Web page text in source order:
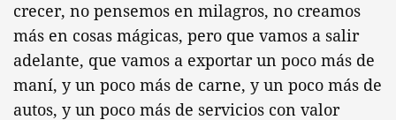
crecer, no pensemos en milagros, no creamos
más en cosas mágicas, pero que vamos a salir
adelante, que vamos a exportar un poco más de
maní, y un poco más de carne, y un poco más de
autos, y un poco más de servicios con valor